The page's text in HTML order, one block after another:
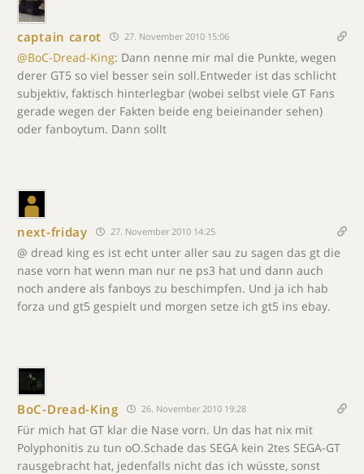
captain carot 27. November 2010 15:06
@BoC-Dread-King: Dann nenne mir mal die Punkte, wegen
derer GT5 so viel besser sein soll.Entweder ist das schlicht
subjektiv, faktisch hinterlegbar (wobei selbst viele GT Fans
gerade wegen der Fakten beide eng beieinander sehen)
oder fanboytum. Dann sollt
next-friday 27. November 2010 14:25
@ dread king es ist echt unter aller sau zu sagen das gt die
nase vorn hat wenn man nur ne ps3 hat und dann auch
noch andere als fanboys zu beschimpfen. Und ja ich hab
forza und gt5 gespielt und morgen setze ich gt5 ins ebay.
BoC-Dread-King 26. November 2010 19:28
Für mich hat GT klar die Nase vorn. Un das hat nix mit
Polyphonitis zu tun oO.Schade das SEGA kein 2tes SEGA-GT
rausgebracht hat, jedenfalls nicht das ich wüsste, sonst